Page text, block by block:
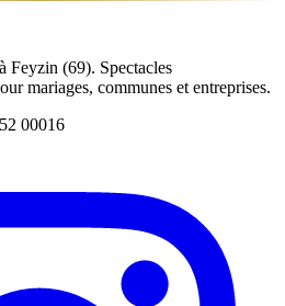
Feyzin (69). Spectacles
mariages, communes et entreprises.
00016